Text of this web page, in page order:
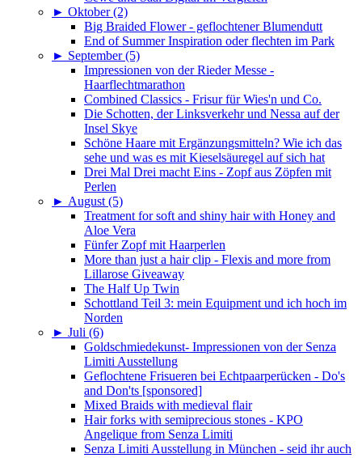
► Oktober (2)
Big Braided Flower - geflochtener Blumendutt
End of Summer Inspiration oder flechten im Park
► September (5)
Impressionen von der Rieder Messe -
Haarflechtmarathon
Combined Classics - Frisur für Wies'n und Co.
Die Schotten, der Linksverkehr und Nessa auf der
Insel Skye
Schöne Haare mit Ergänzungsmitteln? Wie ich das
sehe und was es mit Kieselsäuregel auf sich hat
Drei Mal Drei macht Eins - Zopf aus Zöpfen mit
Perlen
► August (5)
Treatment for soft and shiny hair with Honey and
Aloe Vera
Fünfer Zopf mit Haarperlen
More than just a hair clip - Flexis and more from
Lillarose Giveaway
The Half Up Twin
Schottland Teil 3: mein Equipment und ich hoch im
Norden
► Juli (6)
Goldschmiedekunst- Impressionen von der Senza
Limiti Ausstellung
Geflochtene Frisueren bei Echtpaarperücken - Do's
and Don'ts [sponsored]
Mixed Braids with medieval flair
Hair forks with semiprecious stones - KPO
Angelique from Senza Limiti
Senza Limiti Ausstellung in München - seid ihr auch